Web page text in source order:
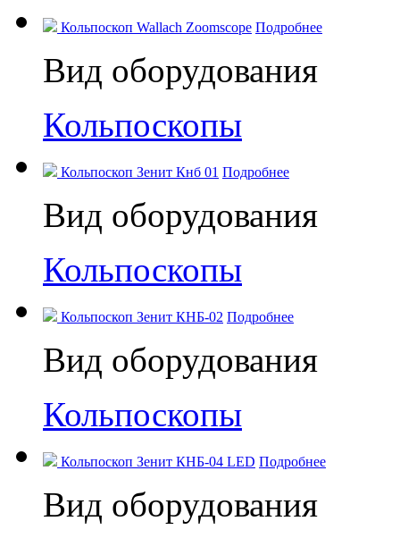
Кольпоскоп Wallach Zoomscope Подробнее
Вид оборудования
Кольпоскопы
Кольпоскоп Зенит Кнб 01 Подробнее
Вид оборудования
Кольпоскопы
Кольпоскоп Зенит КНБ-02 Подробнее
Вид оборудования
Кольпоскопы
Кольпоскоп Зенит КНБ-04 LED Подробнее
Вид оборудования